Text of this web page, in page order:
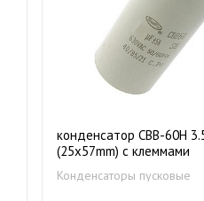
конденсатор CBB-60Н
(25х57mm) с клеммами
Конденсаторы пусковые